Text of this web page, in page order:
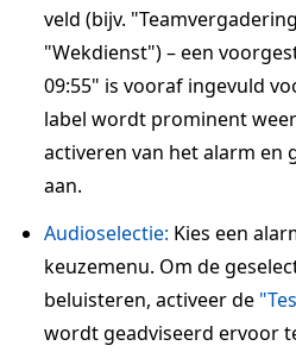
veld (bijv.
"Wekdienst") – een
09:55" is vooraf ingevuld
label wordt prominent
activeren van het alarm en
aan.
Audioselectie: Kies een
keuzemenu. Om de
beluisteren, activeer de
wordt geadviseerd ervoor